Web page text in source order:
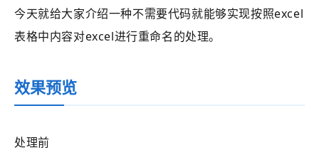
今天就给大家介绍一种不需要代码就能够实现按照excel
表格中内容对excel进行重命名的处理。
效果预览
处理前